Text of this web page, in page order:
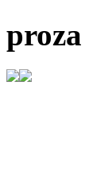
proza